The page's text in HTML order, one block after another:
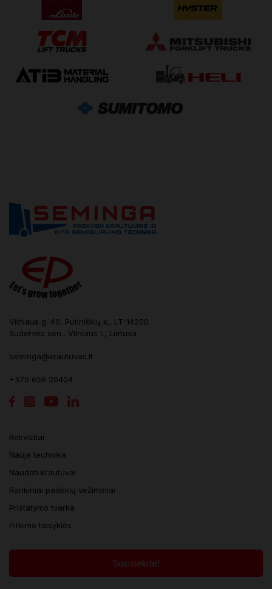
Vilniaus g. 40, Putiniškių k., LT-14200
Sudervės sen., Vilniaus r., Lietuva
seminga@krautuvas.lt
+370 656 20404
Rekvizitai
Nauja technika
Naudoti krautuvai
Rankiniai padėklų vežimėliai
Pristatymo tvarka
Pirkimo taisyklės
Susisiekite!